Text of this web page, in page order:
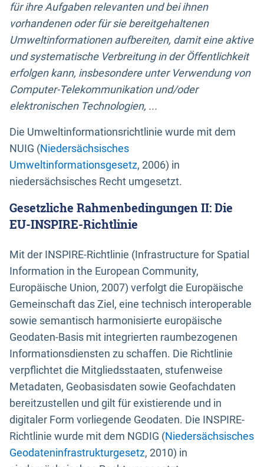
für ihre Aufgaben relevanten und bei ihnen
vorhandenen oder für sie bereitgehaltenen
Umweltinformationen aufbereiten, damit eine aktive
und systematische Verbreitung in der Öffentlichkeit
erfolgen kann, insbesondere unter Verwendung von
Computer-Telekommunikation und/oder
elektronischen Technologien, ...
Die Umweltinformationsrichtlinie wurde mit dem
NUIG (Niedersächsisches
Umweltinformationsgesetz, 2006) in
niedersächsisches Recht umgesetzt.
Gesetzliche Rahmenbedingungen II: Die
EU-INSPIRE-Richtlinie
Mit der INSPIRE-Richtlinie (Infrastructure for Spatial
Information in the European Community,
Europäische Union, 2007) verfolgt die Europäische
Gemeinschaft das Ziel, eine technisch interoperable
sowie semantisch harmonisierte europäische
Geodaten-Basis mit integrierten raumbezogenen
Informationsdiensten zu schaffen. Die Richtlinie
verpflichtet die Mitgliedsstaaten, stufenweise
Metadaten, Geobasisdaten sowie Geofachdaten
bereitzustellen und gilt für existierende und in
digitaler Form vorliegende Geodaten. Die INSPIRE-
Richtlinie wurde mit dem NGDIG (Niedersächsisches
Geodateninfrastrukturgesetz, 2010) in